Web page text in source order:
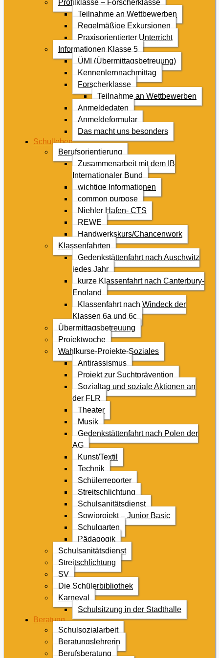
Profilklasse – Forscherklasse
Teilnahme an Wettbewerben
Regelmäßige Exkursionen
Praxisorientierter Unterricht
Informationen Klasse 5
ÜMI (Übermittagsbetreuung)
Kennenlernnachmittag
Forscherklasse
Teilnahme an Wettbewerben
Anmeldedaten
Anmeldeformular
Das macht uns besonders
Schulleben
Berufsorientierung
Zusammenarbeit mit dem IB
Internationaler Bund
wichtige Informationen
common purpose
Niehler Hafen- CTS
REWE
Handwerkskurs/Chancenwork
Klassenfahrten
Gedenkstättenfahrt nach Auschwitz
jedes Jahr
kurze Klassenfahrt nach Canterbury-
England
Klassenfahrt nach Windeck der
Klassen 6a und 6c
Übermittagsbetreuung
Projektwoche
Wahlkurse-Projekte-Soziales
Antirassismus
Projekt zur Suchtprävention
Sozialtag und soziale Aktionen an
der FLR
Theater
Musik
Gedenkstättenfahrt nach Polen der
AG
Kunst/Textil
Technik
Schülerreporter
Streitschlichtung
Schulsanitätsdienst
Sowiprojekt – Junior Basic
Schulgarten
Pädagogik
Schulsanitätsdienst
Streitschlichtung
SV
Die Schülerbibliothek
Karneval
Schulsitzung in der Stadthalle
Beratung
Schulsozialarbeit
Beratungslehrerin
Berufsberatung